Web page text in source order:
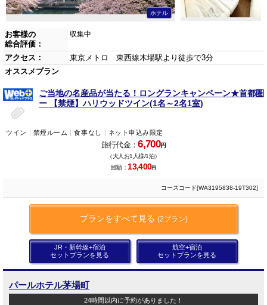
ホテル
お客様の
総合評価：
収集中
アクセス：
東京メトロ 東西線木場駅より徒歩で3分
オススメプラン
ご当地の名産品が当たる！ロングランキャンペーン★首都圏
ー 【禁煙】ハリウッドツイン(1名～2名1室)
ツイン 禁煙ルーム 食事なし ネット申込み限定
旅行代金：6,700円
（大人お1人様/1泊）
総額： 13,400円
コースコード[WA3195838-19T302]
プランをすべて見る (2プラン)
JR・新幹線+宿泊
セットプランを見る
航空+宿泊
セットプランを見る
パールホテル茅場町
24時間以内に予約がありました！